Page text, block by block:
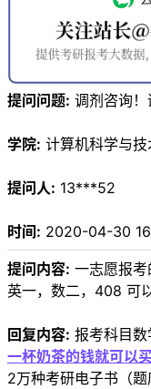
提问问题: 调剂咨询
学院: 计算机科学与
提问人: 13***52
时间: 2020-04-30
提问内容: 一志愿报考
英一，数二，408 可
回复内容: 报考科目
一杯奶茶的钱就可以
2万种考研电子书（